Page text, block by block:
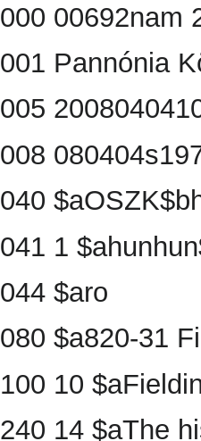
000 00692nam
001 Pannónia
005
008
040
041 1
044 $aro
080 $a820-31
100 10
240 14 $aThe